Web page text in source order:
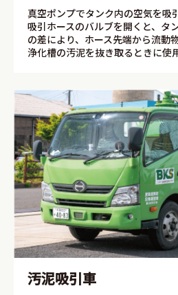
真空ポンプでタンク内の空気を吸
吸引ホースのバルブを開くと、タ
の差により、ホース先端から流動
浄化槽の汚泥を抜き取るときに使
汚泥吸引車